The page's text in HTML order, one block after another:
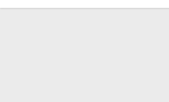
отказ